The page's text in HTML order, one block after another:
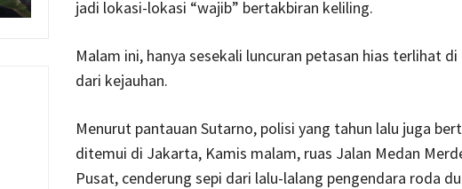
jadi lokasi-lokasi “wajib” bertakbiran keliling.
Malam ini, hanya sesekali luncuran petasan hias terlihat
dari kejauhan.
Menurut pantauan Sutarno, polisi yang tahun lalu juga
ditemui di Jakarta, Kamis malam, ruas Jalan Medan
Pusat, cenderung sepi dari lalu-lalang pengendara roda